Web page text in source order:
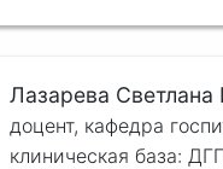
Лазарева Светлана
доцент, кафедра
клиническая база: